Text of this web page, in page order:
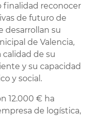
finalidad reconocer
de futuro de
desarrollan su
de Valencia,
de su
y su capacidad
y social.
12.000 € ha
de logística,